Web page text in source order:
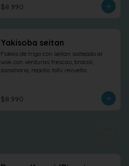
$8.990
Yakisoba seitan
Fideos de trigo con seitan salteado al
wok con verduras frescas, brocoli,
zanahoria, repollo. tofu revuelto
$8.990